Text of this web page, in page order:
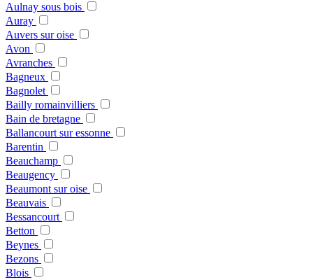
Aulnay sous bois
Auray
Auvers sur oise
Avon
Avranches
Bagneux
Bagnolet
Bailly romainvilliers
Bain de bretagne
Ballancourt sur essonne
Barentin
Beauchamp
Beaugency
Beaumont sur oise
Beauvais
Bessancourt
Betton
Beynes
Bezons
Blois